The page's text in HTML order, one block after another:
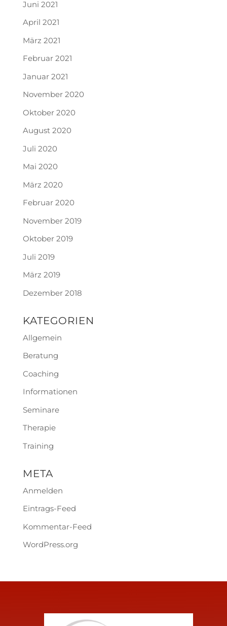
Juni 2021
April 2021
März 2021
Februar 2021
Januar 2021
November 2020
Oktober 2020
August 2020
Juli 2020
Mai 2020
März 2020
Februar 2020
November 2019
Oktober 2019
Juli 2019
März 2019
Dezember 2018
KATEGORIEN
Allgemein
Beratung
Coaching
Informationen
Seminare
Therapie
Training
META
Anmelden
Eintrags-Feed
Kommentar-Feed
WordPress.org